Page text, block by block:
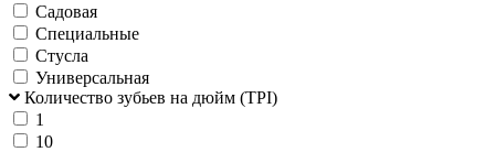
Садовая
Специальные
Стусла
Универсальная
Количество зубьев на дюйм (TPI)
1
10